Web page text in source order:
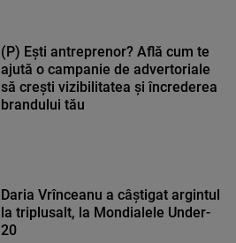
(P) Ești antreprenor? Află cum te
ajută o campanie de advertoriale
să crești vizibilitatea și încrederea
brandului tău
Daria Vrînceanu a câştigat argintul
la triplusalt, la Mondialele Under-
20